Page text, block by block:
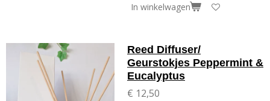
In winkelwagen
Reed Diffuser/
Geurstokjes Peppermint &
Eucalyptus
€ 12,50